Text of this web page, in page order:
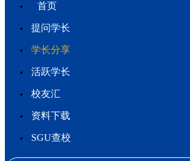
首页
提问学长
学长分享
活跃学长
校友汇
资料下载
SGU查校